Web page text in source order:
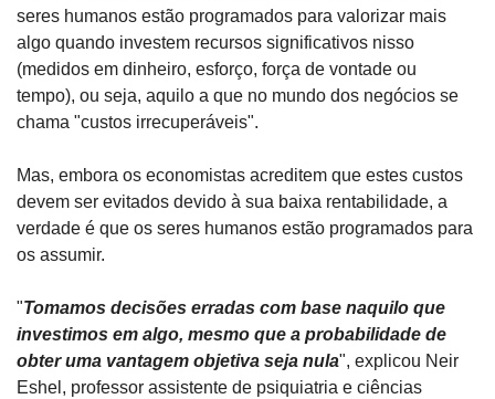
seres humanos estão programados para valorizar mais
algo quando investem recursos significativos nisso
(medidos em dinheiro, esforço, força de vontade ou
tempo), ou seja, aquilo a que no mundo dos negócios se
chama "custos irrecuperáveis".
Mas, embora os economistas acreditem que estes custos
devem ser evitados devido à sua baixa rentabilidade, a
verdade é que os seres humanos estão programados para
os assumir.
"Tomamos decisões erradas com base naquilo que
investimos em algo, mesmo que a probabilidade de
obter uma vantagem objetiva seja nula", explicou Neir
Eshel, professor assistente de psiquiatria e ciências